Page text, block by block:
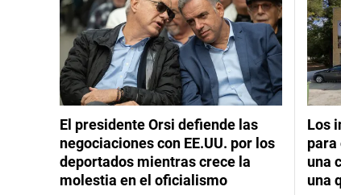
El presidente Orsi defiende las
negociaciones con EE.UU. por los
deportados mientras crece la
molestia en el oficialismo
Los
para
una
una